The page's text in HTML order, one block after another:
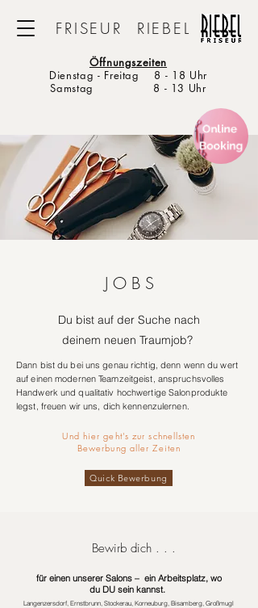
FRISEUR RIEBEL
Öffnungszeiten
Dienstag - Freitag 8 - 18 Uhr
Samstag 8 - 13 Uhr
J O B S
Du bist auf der Suche nach
deinem neuen Traumjob?
Dann bist du bei uns genau richtig, denn wenn du wert
auf einen modernen Teamzeitgeist, anspruchsvolles
Handwerk und qualitativ hochwertige Salonprodukte
legst, freuen wir uns, dich kennenzulernen.
Und hier geht's zur schnellsten
Bewerbung aller Zeiten
Quick Bewerbung
Bewirb dich . . .
für einen unserer Salons – ein Arbeitsplatz, wo
du DU sein kannst.
Langenzersdorf, Ernstbrunn, Stockerau, Korneuburg, Bisamberg, Großmugl